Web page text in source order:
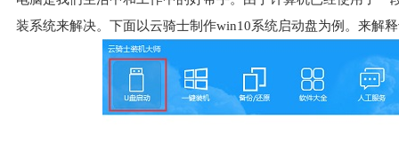
装系统来解决。下面以云骑士制作win10系统启动盘为例。来解释